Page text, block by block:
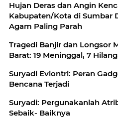
Hujan Deras dan Angin
Kabupaten/Kota di Sumbar
Agam Paling Parah
Tragedi Banjir dan Longsor
Barat: 19 Meninggal, 7
Suryadi Eviontri: Peran
Bencana Terjadi
Suryadi: Pergunakanlah
Sebaik- Baiknya